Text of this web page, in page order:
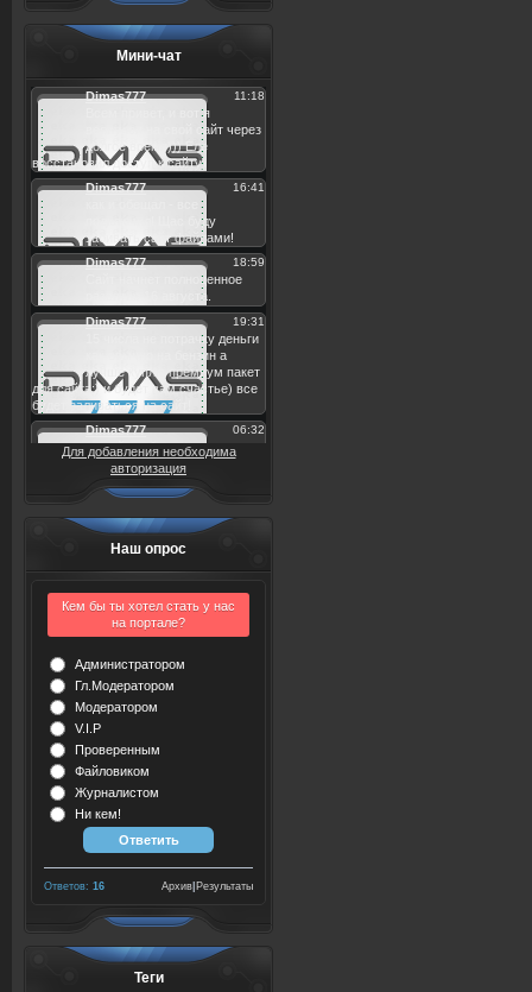
Мини-чат
Для добавления необходима
авторизация
Наш опрос
Кем бы ты хотел стать у нас
на портале?
Администратором
Гл.Модератором
Модератором
V.I.P
Проверенным
Файловиком
Журналистом
Ни кем!
Ответов: 16 Результаты
Архив
Теги